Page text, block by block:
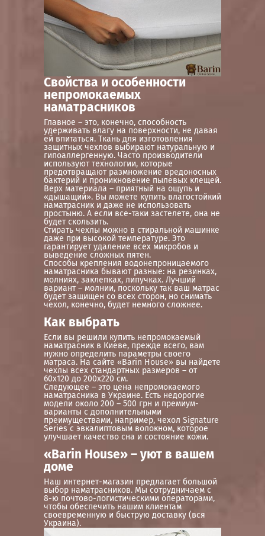
Свойства и особенности
непромокаемых
наматрасников
Главное – это, конечно, способность
удерживать влагу на поверхности, не давая
ей впитаться. Ткань для изготовления
защитных чехлов выбирают натуральную и
гипоаллергенную. Часто производители
используют технологии, которые
предотвращают размножение вредоносных
бактерий и проникновение пылевых клещей.
Верх материала – приятный на ощупь и
«дышащий». Вы можете купить влагостойкий
наматрасник и даже не использовать
простыню. А если все-таки застелете, она не
будет скользить.
Стирать чехлы можно в стиральной машинке
даже при высокой температуре. Это
гарантирует удаление всех микробов и
выведение сложных пятен.
Способы крепления водонепроницаемого
наматрасника бывают разные: на резинках,
молниях, заклепках, липучках. Лучший
вариант – молнии, поскольку так ваш матрас
будет защищен со всех сторон, но снимать
чехол, конечно, будет немного сложнее.
Как выбрать
Если вы решили купить непромокаемый
наматрасник в Киеве, прежде всего, вам
нужно определить параметры своего
матраса. На сайте «Barin House» вы найдете
чехлы всех стандартных размеров – от
60х120 до 200х220 см.
Следующее – это цена непромокаемого
наматрасника в Украине. Есть недорогие
модели около 200 – 500 грн и премиум-
варианты с дополнительными
преимуществами, например, чехол Signature
Series с эвкалиптовым волокном, которое
улучшает качество сна и состояние кожи.
«Barin House» – уют в вашем
доме
Наш интернет-магазин предлагает большой
выбор наматрасников. Мы сотрудничаем с
8-ю почтово-логистическими операторами,
чтобы обеспечить нашим клиентам
своевременную и быструю доставку (вся
Украина).